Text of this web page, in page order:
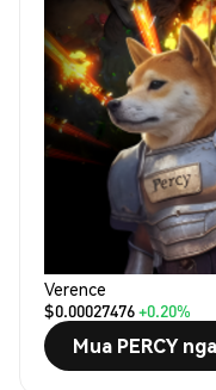
Verence
$0.00027476+0.20%
Mua PERCY